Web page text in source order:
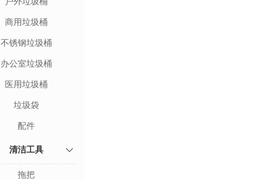
商用垃圾桶
不锈钢垃圾桶
办公室垃圾桶
医用垃圾桶
垃圾袋
配件
清洁工具
拖把